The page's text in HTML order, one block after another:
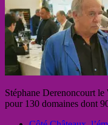
Stéphane Derenoncourt
pour 130 domaines dont